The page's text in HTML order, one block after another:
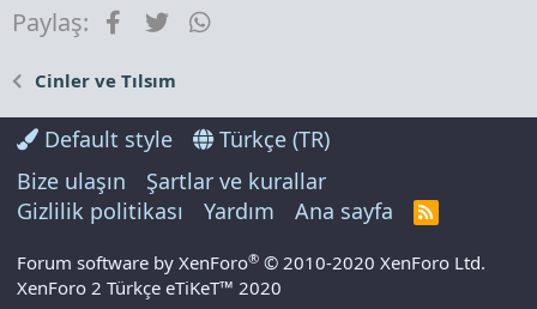
Paylaş: Facebook
Twitter
Cinler ve Tılsım
Default style
Türkçe (TR)
Bize ulaşın
Şartlar ve kurallar
Gizlilik politikası
Yardım Ana sayfa
R
S
Forum software by XenForo® © 2010-2020 XenForo Ltd.
XenForo 2 Türkçe eTiKeT™ 2020